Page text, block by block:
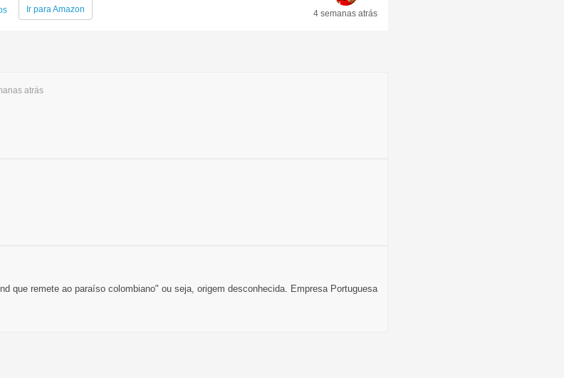
Ir paraAmazon 4 semanas atrás
atrás
que remete ao paraíso colombiano" ou seja, origem desconhecida. Empresa Portuguesa